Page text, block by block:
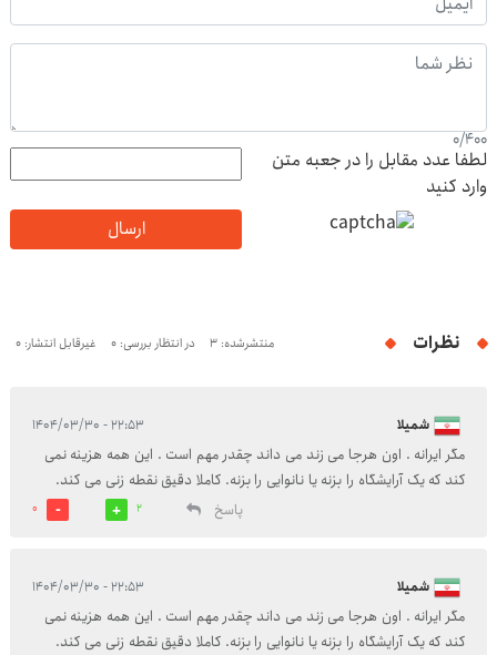
0/400
لطفا عدد مقابل را در جعبه متن
وارد کنید
ارسال
نظرات منتشرشده: 3 در انتظار بررسی: 0 غیرقابل انتشار: 0
شمیلا ۲۲:۵۳ - ۱۴۰۴/۰۳/۳۰
مگر ایرانه . اون هرجا می زند می داند چقدر مهم است . این همه هزینه نمی
کند که یک آرایشگاه را بزنه یا نانوایی را بزنه. کاملا دقیق نقطه زنی می کند.
پاسخ
2
0
شمیلا ۲۲:۵۳ - ۱۴۰۴/۰۳/۳۰
مگر ایرانه . اون هرجا می زند می داند چقدر مهم است . این همه هزینه نمی
کند که یک آرایشگاه را بزنه یا نانوایی را بزنه. کاملا دقیق نقطه زنی می کند.